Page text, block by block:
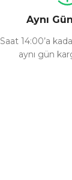
Aynı
Saat 14:00’a
aynı gün